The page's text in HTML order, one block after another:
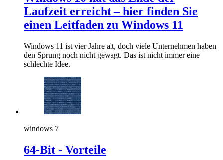
Laufzeit erreicht – hier finden Sie
einen Leitfaden zu Windows 11
Windows 11 ist vier Jahre alt, doch viele Unternehmen haben
den Sprung noch nicht gewagt. Das ist nicht immer eine
schlechte Idee.
windows 7
64-Bit - Vorteile